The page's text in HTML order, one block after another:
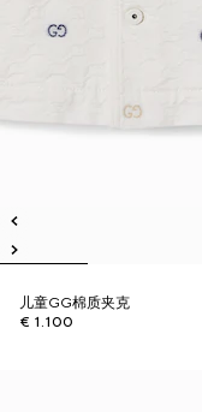
儿童GG棉质夹克
€ 1.100